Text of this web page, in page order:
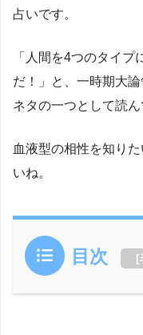
占いです。
「人間を4つのタイプ
だ！」と、一時期大
ネタの一つとして読ん
血液型の相性を知り
いね。
目次 [